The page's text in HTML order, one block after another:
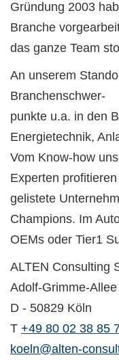
Gründung 2003
Branche
das ganze Team
An unserem
Branchenschwer-
punkte u.a. in den
Energietechnik,
Vom Know-how
Experten
gelistete
Champions. Im
OEMs oder Tier1
ALTEN Consulting
Adolf-Grimme-
D - 50829 Köln
T +49 80 02 38 85
koeln@alten-